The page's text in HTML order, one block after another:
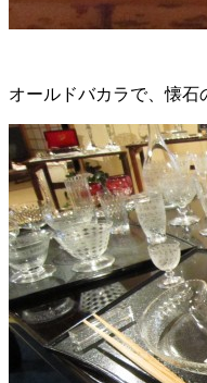
オールドバカラで、懐石